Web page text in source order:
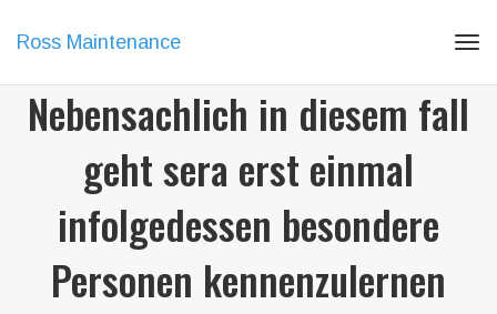
Ross Maintenance
Nebensachlich in diesem fall
geht sera erst einmal
infolgedessen besondere
Personen kennenzulernen